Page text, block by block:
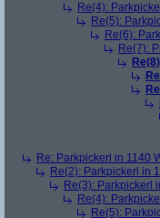
Re(4):
Re(5):
Re(6):
Re(7):
Re: Parkpickerl in 1140
Re(2): Parkpickerl in
Re(3): Parkpickerl
Re(4):
Re(5):